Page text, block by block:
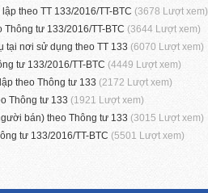
theo TT 133/2016/TT-BTC (3678 Lượt xem)
tư 133/2016/TT-BTC (3644 Lượt xem)
tại nơi sử dụng theo TT 133 (6070 Lượt xem)
tư 133/2016/TT-BTC (4449 Lượt xem)
theo Thông tư 133 (2172 Lượt xem)
Thông tư 133 (1921 Lượt xem)
bán) theo Thông tư 133 (3015 Lượt xem)
tư 133/2016/TT-BTC (5501 Lượt xem)